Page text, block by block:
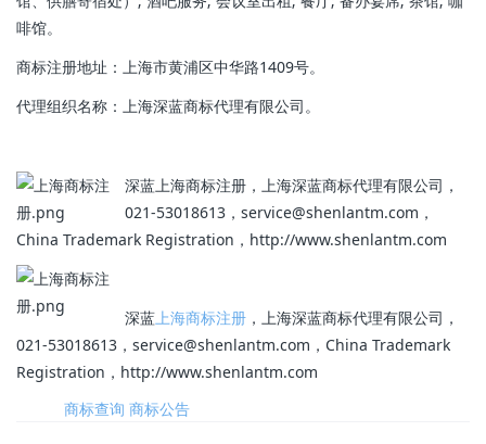
啡馆。
商标注册地址：上海市黄浦区中华路1409号。
代理组织名称：上海深蓝商标代理有限公司。
深蓝上海商标注册，上海深蓝商标代理有限公司，
021-53018613，service@shenlantm.com，
China Trademark Registration，http://www.shenlantm.com
深蓝上海商标注册 ，上海深蓝商标代理有限公司，
021-53018613，service@shenlantm.com，China Trademark
Registration，http://www.shenlantm.com
商标查询 商标公告